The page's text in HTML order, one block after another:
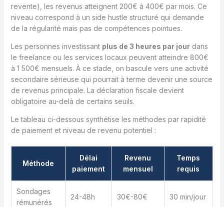
revente), les revenus atteignent 200€ à 400€ par mois. Ce
niveau correspond à un side hustle structuré qui demande
de la régularité mais pas de compétences pointues.
Les personnes investissant plus de 3 heures par jourdans
le freelance ou les services locaux peuvent atteindre 800€
à 1 500€ mensuels. À ce stade, on bascule vers une activité
secondaire sérieuse qui pourrait à terme devenir une source
de revenus principale. La déclaration fiscale devient
obligatoire au-delà de certains seuils.
Le tableau ci-dessous synthétise les méthodes par rapidité
de paiement et niveau de revenu potentiel :
Méthode
Délai
paiement
Revenu
mensuel
Temps
requis
Sondages
rémunérés
24-48h 30€-80€ 30 min/jour